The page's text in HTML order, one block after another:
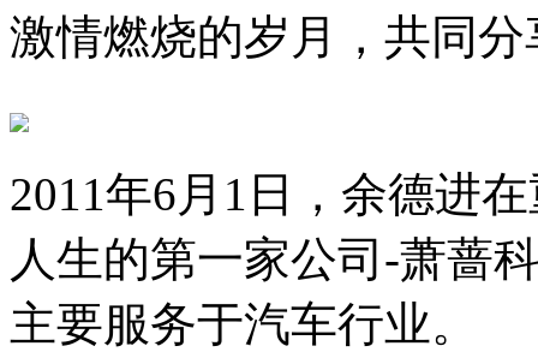
激情燃烧的岁月，共同
2011年6月1日，余德进
人生的第一家公司-萧蔷
主要服务于汽车行业。